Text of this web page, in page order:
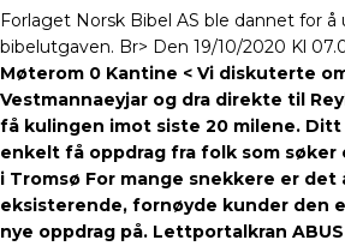
Forlaget Norsk Bibel AS ble dannet for
bibelutgaven. Br> Den 19/10/2020 Kl
Møterom 0 Kantine < Vi diskuterte
Vestmannaeyjar og dra direkte til
få kulingen imot siste 20 milene.
enkelt få oppdrag fra folk som
i Tromsø For mange snekkere er
eksisterende, fornøyde kunder den
nye oppdrag på. Lettportalkran